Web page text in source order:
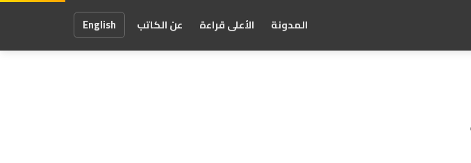
المدونة الأعلى قراءة عن الكاتب English